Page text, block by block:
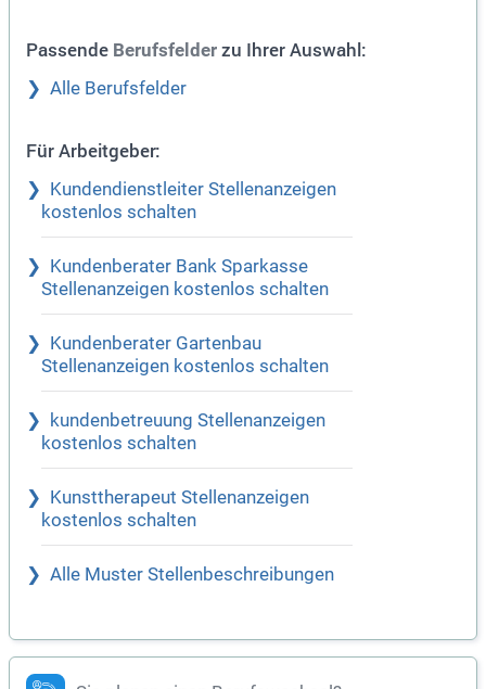
Passende Berufsfelder zu Ihrer Auswahl:
Alle Berufsfelder
Für Arbeitgeber:
Kundendienstleiter Stellenanzeigen
kostenlos schalten
Kundenberater Bank Sparkasse
Stellenanzeigen kostenlos schalten
Kundenberater Gartenbau
Stellenanzeigen kostenlos schalten
kundenbetreuung Stellenanzeigen
kostenlos schalten
Kunsttherapeut Stellenanzeigen
kostenlos schalten
Alle Muster Stellenbeschreibungen